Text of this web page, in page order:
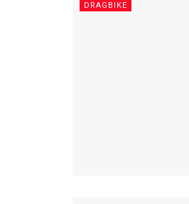
DRAGBIKE